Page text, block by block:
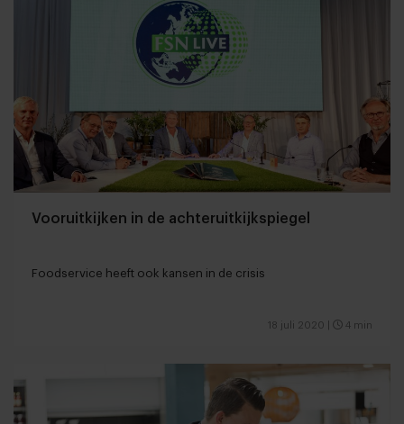
Vooruitkijken in de achteruitkijkspiegel
Foodservice heeft ook kansen in de crisis
18 juli 2020 4 min